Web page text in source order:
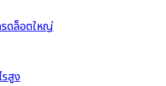
ดล็อตใหญ่
สูง